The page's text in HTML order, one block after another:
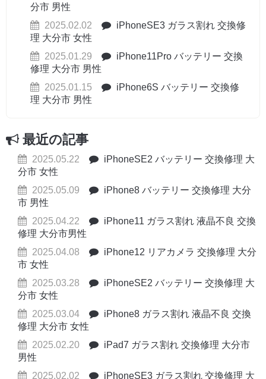
分市 男性
2025.02.02
iPhoneSE3 ガラス割れ 交換修
理 大分市 女性
2025.01.29
iPhone11Pro バッテリー 交換
修理 大分市 男性
2025.01.15
iPhone6S バッテリー 交換修
理 大分市 男性
最近の記事
2025.05.22
iPhoneSE2 バッテリー 交換修理 大
分市 女性
2025.05.09
iPhone8 バッテリー 交換修理 大分
市 男性
2025.04.22
iPhone11 ガラス割れ 液晶不良 交換
修理 大分市男性
2025.04.08
iPhone12 リアカメラ 交換修理 大分
市 女性
2025.03.28
iPhoneSE2 バッテリー 交換修理 大
分市 女性
2025.03.04
iPhone8 ガラス割れ 液晶不良 交換
修理 大分市 女性
2025.02.20
iPad7 ガラス割れ 交換修理 大分市
男性
2025.02.02
iPhoneSE3 ガラス割れ 交換修理 大